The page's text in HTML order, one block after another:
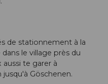
de stationnement à la
le village près du
te garer à
Göschenen.